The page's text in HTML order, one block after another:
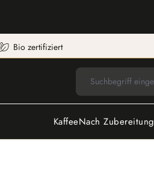
Bio zertifiziert
KaffeeNach Zubereitung